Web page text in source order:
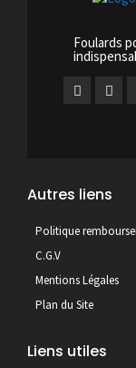
Foulards
Autres liens
Politique
C.G.V
Mentions Légales
Plan du Site
Liens utiles